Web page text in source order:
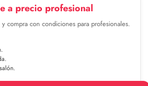
a precio profesional
compra con condiciones para profesionales.